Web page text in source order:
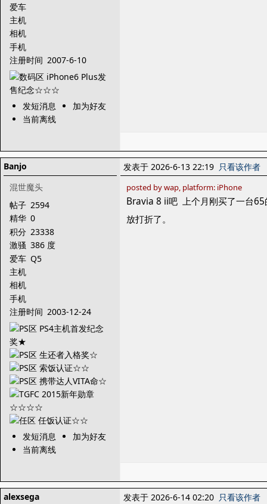
爱车
主机
相机
手机
注册时间 2007-6-10
发短消息
加为好友
当前离线
Banjo
混世魔头
帖子 2594
精华 0
积分 23338
激骚 386 度
爱车 Q5
主机
相机
手机
注册时间 2003-12-24
发短消息
加为好友
当前离线
发表于 2026-6-13 22:19 只看该作者
posted by wap, platform: iPhone
Bravia 8 ii吧 上个月刚买了一台
放打折了。
alexsega 发表于 2026-6-14 02:20 只看该作者